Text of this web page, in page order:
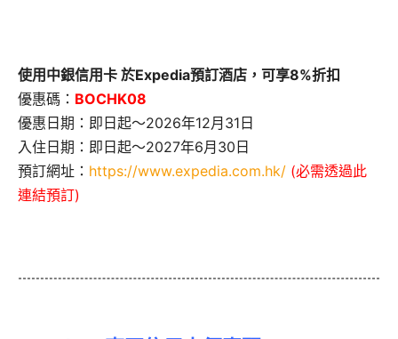
使用中銀信用卡 於Expedia預訂酒店，可享8%折扣
優惠碼： BOCHK08
優惠日期：即日起～2026年12月31日
入住日期：即日起～2027年6月30日
預訂網址： https://www.expedia.com.hk/ (必需透過此
連結預訂)